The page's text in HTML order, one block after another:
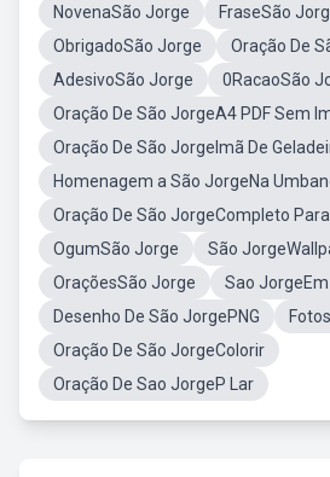
NovenaSão Jorge
FraseSão
ObrigadoSão Jorge
Oração De
AdesivoSão Jorge
0RacaoSão
Oração De São JorgeA4 PDF Sem
Oração De São JorgeImã De
Homenagem a São JorgeNa
Oração De São JorgeCompleto
OgumSão Jorge
São
OraçõesSão Jorge
Sao
Desenho De São JorgePNG
Oração De São JorgeColorir
Oração De Sao JorgeP Lar